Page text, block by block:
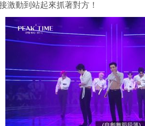
激動到站起來抓著對方！